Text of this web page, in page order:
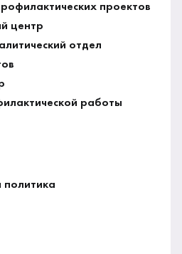
проектов
центр
отдел
работы